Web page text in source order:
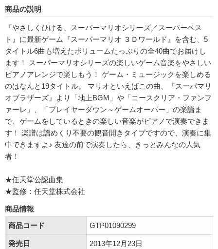
商品の説明
『やさしくひける、スーパーマリオシリーズ／スーパーベス
ト』に最新ゲーム『スーパーマリオ ３Ｄワールド』を含む、5
タイトル6曲も増えたボリュームたっぷりの全40曲でお届けし
ます！ スーパーマリオシリーズの楽しいゲーム音楽をやさしい
ピアノアレンジで楽しもう！ ゲーム・ミュージックを楽しめる
のはなんと19タイトル。 マリオといえばこの曲、『スーパマリ
オブラザーズ』より「地上BGM」や「コースクリア・ファンフ
ァーレ」、「プレイヤーダウン～ゲームオーバー」の楽譜ま
で、ゲームをしているときの楽しい音楽がピアノで演奏できま
す！ 楽譜は譜めくり不要の観音開きタイプですので、演奏に集
中できますよ♪ 友達の前で演奏したら、きっとみんなの人気
者！
★任天堂公認曲集
★監修：任天堂株式会社
商品情報
商品コード
GTP01090299
発売日 2013年12月23日